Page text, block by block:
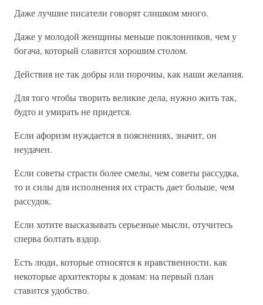
Даже лучшие писатели говорят слишком много.
Даже у молодой женщины меньше поклонников, чем у
богача, который славится хорошим столом.
Действия не так добры или порочны, как наши желания.
Для того чтобы творить великие дела, нужно жить так,
будто и умирать не придется.
Если афоризм нуждается в пояснениях, значит, он
неудачен.
Если советы страсти более смелы, чем советы рассудка,
то и силы для исполнения их страсть дает больше, чем
рассудок.
Если хотите высказывать серьезные мысли, отучитесь
сперва болтать вздор.
Есть люди, которые относятся к нравственности, как
некоторые архитекторы к домам: на первый план
ставится удобство.